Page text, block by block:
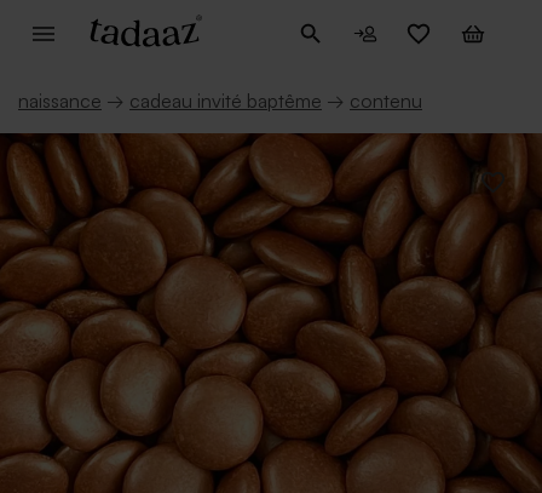
naissance → cadeau invité baptême → contenu